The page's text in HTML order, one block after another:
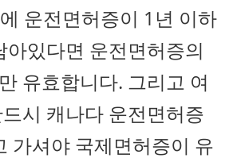
운전면허증이 1년 이하
아있다면 운전면허증의
유효합니다. 그리고 여
시 캐나다 운전면허증
가셔야 국제면허증이 유